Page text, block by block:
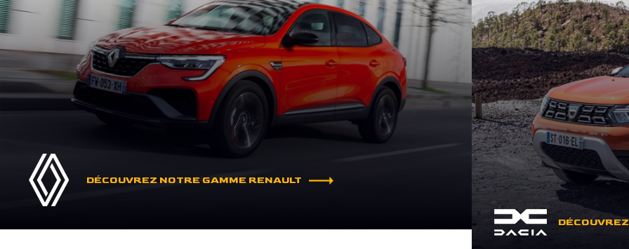
DÉCOUVREZ NOTRE GAMME RENAULT